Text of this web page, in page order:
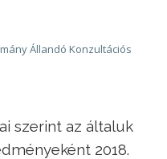
Állandó Konzultációs
szerint az általuk
2018.